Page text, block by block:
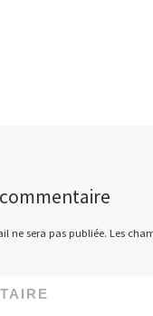
ne sera pas publiée. Les